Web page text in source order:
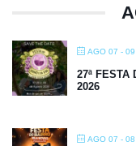
AGO 07 -
27ª FESTA
2026
AGO 07 -